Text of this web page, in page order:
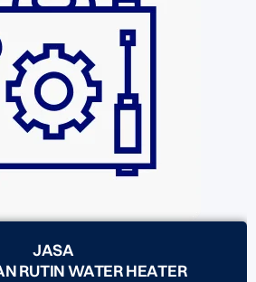
JASA
RUTIN WATER HEATER